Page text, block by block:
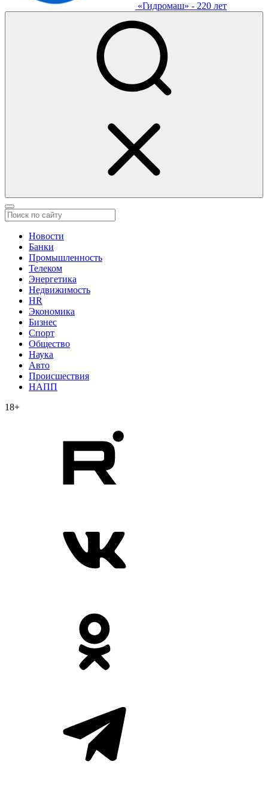
«Гидромаш» - 220 лет
Новости
Банки
Промышленность
Телеком
Энергетика
Недвижимость
HR
Экономика
Бизнес
Спорт
Общество
Наука
Авто
Происшествия
НАПП
18+